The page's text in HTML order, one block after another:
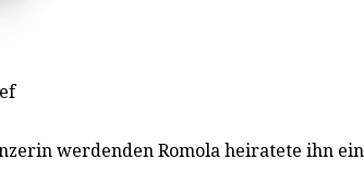
werdenden Romola heiratete ihn